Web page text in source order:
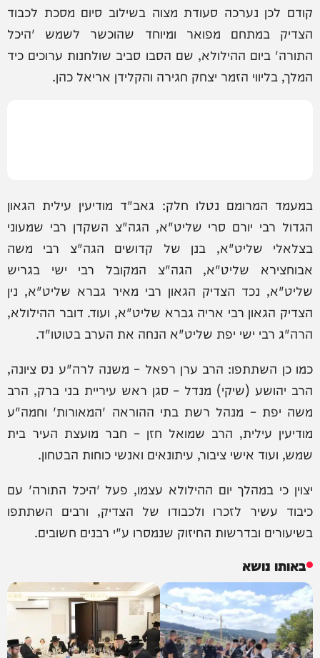
קודם לכן נערכה סעודת מצוה בשילוב סיום מסכת לכבוד
הצדיק במתחם מפואר ומיוחד שהוכשר לשמש 'היכל
התורה' ביום ההילולא, שם הסבו סביב שולחנות ערוכים כיד
המלך, בליווי הזמר יצחק חגירה והקלידן אריאל כהן.
במעמד המרומם נטלו חלק: גאב"ד מודיעין עילית הגאון
הגדול רבי יורם סרי שליט"א, הגה"צ השקדן רבי שמעוני
בצלאלי שליט"א, בנן של קדושים הגה"צ רבי משה
אבוחצירא שליט"א, הגה"צ המקובל רבי ישי בגריש
שליט"א, נכד הצדיק הגאון רבי מאיר גברא שליט"א, נין
הצדיק הגאון רבי אריה גברא שליט"א, ועוד. דובר ההילולא,
הרה"ג רבי ישי יפת שליט"א הנחה את הערב בטוטו"ד.
כמו כן השתתפו: הרב ערן רפאל – משנה לרה"ע נס ציונה,
הרב יהושע (שיקי) מנדל – סגן ראש עיריית בני ברק, הרב
משה יפת – מנהל רשת בתי ההוראה 'המאורות' וחמה"ע
מודיעין עילית, הרב שמואל חזן – חבר מועצת העיר בית
שמש, ועוד אישי ציבור, עיתונאים ואנשי כוחות הבטחון.
יצוין כי במהלך יום ההילולא עצמו, פעל 'היכל התורה' עם
כיבוד עשיר לזכרו ולכבודו של הצדיק, ורבים השתתפו
בשיעורים ובדרשות החיזוק שנמסרו ע"י רבנים חשובים.
באותו נושא